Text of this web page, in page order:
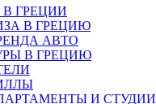
ГРЕЦИИ
В ГРЕЦИЮ
АВТО
В ГРЕЦИЮ
И СТУДИИ